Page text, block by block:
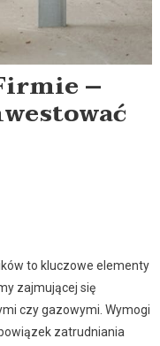
–
to kluczowe elementy
zajmującej się
czy gazowymi. Wymogi
zatrudniania